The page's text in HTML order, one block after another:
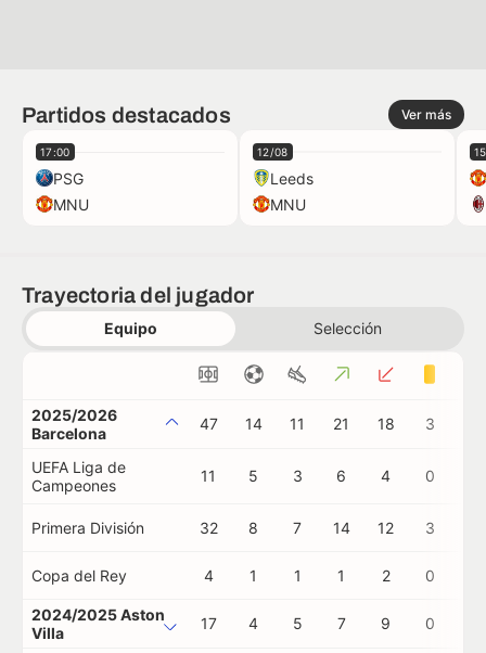
Partidos destacados Ver más
17:00
PSG
MNU
12/08
Leeds
MNU
Trayectoria del jugador
Equipo Selección
2025/2026
Barcelona
47 14 11 21 18 3
UEFA Liga de
Campeones
11 5 3 6 4 0
Primera División 32 8 7 14 12 3
Copa del Rey 4 1 1 1 2 0
2024/2025 Aston
Villa
17 4 5 7 9 0